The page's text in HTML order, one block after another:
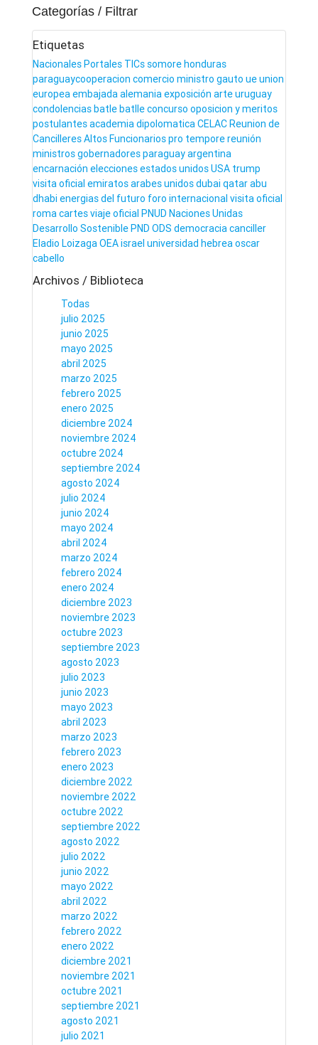
Categorías / Filtrar
Etiquetas
NacionalesPortales TICssomorehonduras
paraguaycooperacion comercio ministro gauto ueunion
europeaembajadaalemaniaexposición arteuruguay
condolenciasbatlebatlleconcurso oposicion y meritos
postulantesacademia dipolomaticaCELACReunion de
CancilleresAltos Funcionariospro temporereunión
ministrosgobernadoresparaguayargentina
encarnación eleccionesestados unidosUSA trump
visitaoficial emiratos arabes unidosdubai qatarabu
dhabi energias del futuro foro internacional visita oficial
romacartesviaje oficial PNUD Naciones Unidas
Desarrollo SosteniblePND ODS democraciacanciller
Eladio LoizagaOEAisrael universidad hebreaoscar
cabello
Archivos / Biblioteca
Todas
julio 2025
junio 2025
mayo 2025
abril 2025
marzo 2025
febrero 2025
enero 2025
diciembre 2024
noviembre 2024
octubre 2024
septiembre 2024
agosto 2024
julio 2024
junio 2024
mayo 2024
abril 2024
marzo 2024
febrero 2024
enero 2024
diciembre 2023
noviembre 2023
octubre 2023
septiembre 2023
agosto 2023
julio 2023
junio 2023
mayo 2023
abril 2023
marzo 2023
febrero 2023
enero 2023
diciembre 2022
noviembre 2022
octubre 2022
septiembre 2022
agosto 2022
julio 2022
junio 2022
mayo 2022
abril 2022
marzo 2022
febrero 2022
enero 2022
diciembre 2021
noviembre 2021
octubre 2021
septiembre 2021
agosto 2021
julio 2021